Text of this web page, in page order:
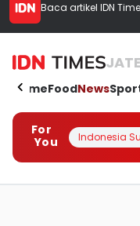
Baca artikel IDN
HomeFoodNews
For
You
Indonesia